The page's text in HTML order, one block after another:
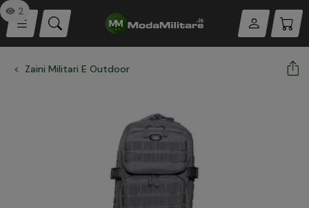
Zaini Militari E Outdoor
2